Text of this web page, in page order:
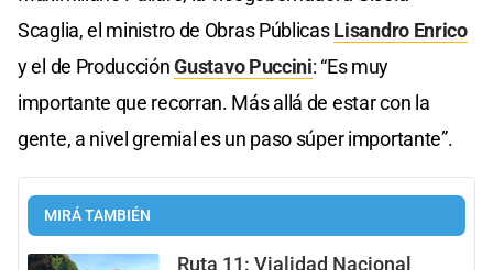
Scaglia, el ministro de Obras PúblicasLisandro Enrico
y el de ProducciónGustavo Puccini: “Es muy
importante que recorran. Más allá de estar con la
gente, a nivel gremial es un paso súper importante”.
MIRÁ TAMBIÉN
Ruta 11: Vialidad Nacional